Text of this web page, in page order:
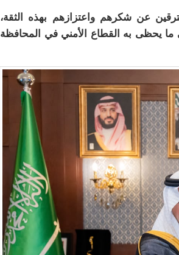
عن شكرهم واعتزازهم بهذه الثقة،
يحظى به القطاع الأمني في المحافظة